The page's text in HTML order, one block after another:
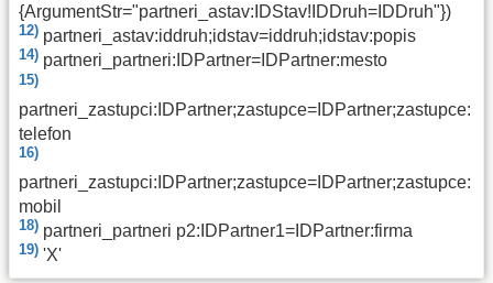
{ArgumentStr="partneri_astav:IDStav!IDDruh=IDDruh"})
12) partneri_astav:iddruh;idstav=iddruh;idstav:popis
14) partneri_partneri:IDPartner=IDPartner:mesto
15)
partneri_zastupci:IDPartner;zastupce=IDPartner;zastupce:
telefon
16)
partneri_zastupci:IDPartner;zastupce=IDPartner;zastupce:
mobil
18) partneri_partneri p2:IDPartner1=IDPartner:firma
19) 'X'